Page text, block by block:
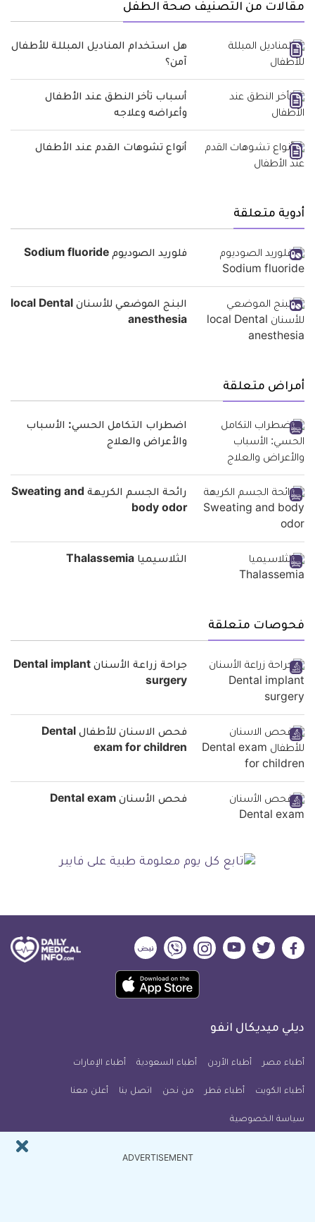
مقالات من التصنيف صحة الطفل
هل استخدام المناديل المبللة للأطفال
آمن؟
أسباب تأخر النطق عند الأطفال
وأعراضه وعلاجه
أنواع تشوهات القدم عند الأطفال
أدوية متعلقة
فلوريد الصوديوم Sodium fluoride
البنج الموضعي للأسنان local Dental
anesthesia
أمراض متعلقة
اضطراب التكامل الحسي: الأسباب
والأعراض والعلاج
رائحة الجسم الكريهة Sweating and
body odor
الثلاسيميا Thalassemia
فحوصات متعلقة
جراحة زراعة الأسنان Dental implant
surgery
فحص الاسنان للأطفال Dental
exam for children
فحص الأسنان Dental exam
ديلي
فيسبوك
ديلي
تويتر
ديلي
ميديكال
يوتيوب
ديلي
ميديكال
انفو
ديلي
ميديكال
انفو
ديلي
ميديكال
انفو
حمل
تطبيق
معلومة
للآيفون
ديلي ميديكال انفو
أطباء مصر أطباء الأردن أطباء السعودية أطباء الإمارات
أطباء الكويت أطباء قطر من نحن اتصل بنا أعلن معنا
سياسة الخصوصية
ADVERTISEMENT